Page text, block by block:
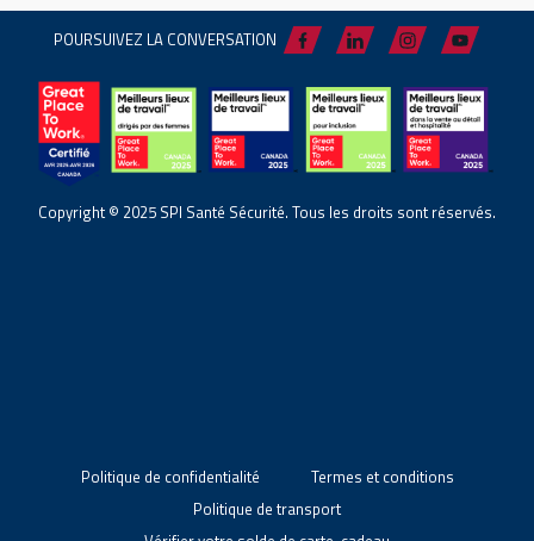
POURSUIVEZ LA CONVERSATION
Copyright © 2025 SPI Santé Sécurité. Tous les droits sont réservés.
Politique de confidentialité
Termes et conditions
Politique de transport